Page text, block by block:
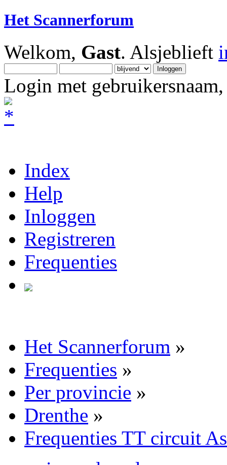
Het Scannerforum
Welkom, Gast. Alsjeblieft
Login met
Index
Help
Inloggen
Registreren
Frequenties
Het Scannerforum »
Frequenties »
Per provincie »
Drenthe »
Frequenties TT circuit